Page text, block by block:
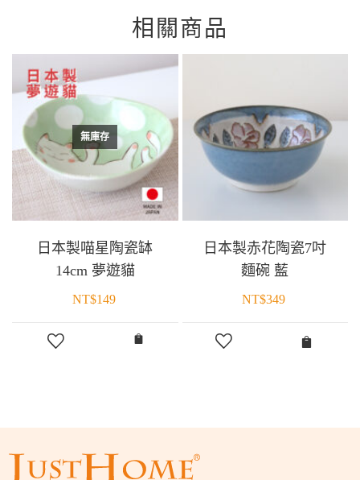
相關商品
無庫存
日本製喵星陶瓷缽
14cm 夢遊貓
NT$149
日本製赤花陶瓷7吋
麵碗 藍
NT$349